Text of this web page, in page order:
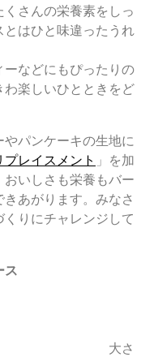
さんの栄養素をしっ
はひと味違ったうれ
などにもぴったりの
楽しいひとときをど
パンケーキの生地に
レイスメント 」を加
いしさも栄養もバー
あがります。みなさ
りにチャレンジして
ス
大さ